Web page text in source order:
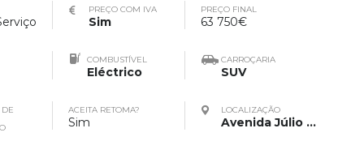
PREÇO COM IVA
Sim
PREÇO FINAL
63 750€
COMBUSTÍVEL
Eléctrico
CARROÇARIA
SUV
ACEITA RETOMA?
Sim
LOCALIZAÇÃO
Avenida Júlio Saul Dias 47